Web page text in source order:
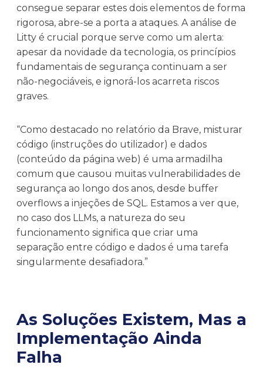
consegue separar estes dois elementos de forma
rigorosa, abre-se a porta a ataques. A análise de
Litty é crucial porque serve como um alerta:
apesar da novidade da tecnologia, os princípios
fundamentais de segurança continuam a ser
não-negociáveis, e ignorá-los acarreta riscos
graves.
“Como destacado no relatório da Brave, misturar
código (instruções do utilizador) e dados
(conteúdo da página web) é uma armadilha
comum que causou muitas vulnerabilidades de
segurança ao longo dos anos, desde buffer
overflows a injeções de SQL. Estamos a ver que,
no caso dos LLMs, a natureza do seu
funcionamento significa que criar uma
separação entre código e dados é uma tarefa
singularmente desafiadora.”
As Soluções Existem, Mas a
Implementação Ainda
Falha